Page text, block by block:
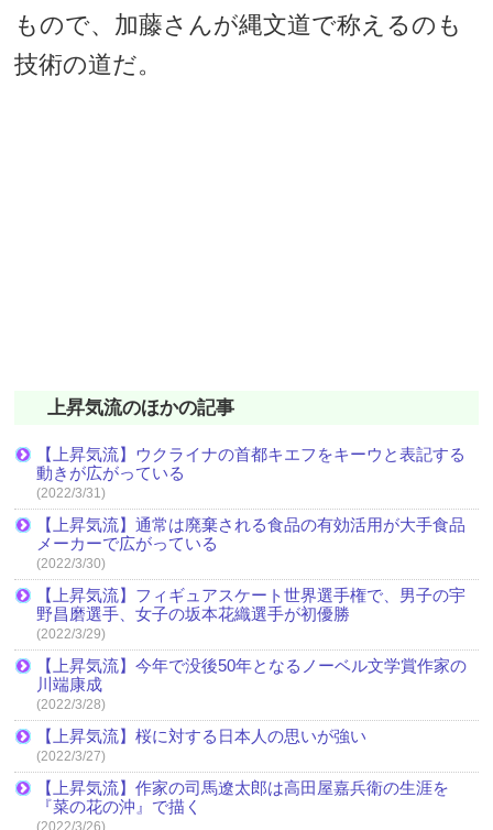
もので、加藤さんが縄文道で称えるのも
技術の道だ。
上昇気流のほかの記事
【上昇気流】ウクライナの首都キエフをキーウと表記する
動きが広がっている
(2022/3/31)
【上昇気流】通常は廃棄される食品の有効活用が大手食品
メーカーで広がっている
(2022/3/30)
【上昇気流】フィギュアスケート世界選手権で、男子の宇
野昌磨選手、女子の坂本花織選手が初優勝
(2022/3/29)
【上昇気流】今年で没後50年となるノーベル文学賞作家の
川端康成
(2022/3/28)
【上昇気流】桜に対する日本人の思いが強い
(2022/3/27)
【上昇気流】作家の司馬遼太郎は高田屋嘉兵衛の生涯を
『菜の花の沖』で描く
(2022/3/26)